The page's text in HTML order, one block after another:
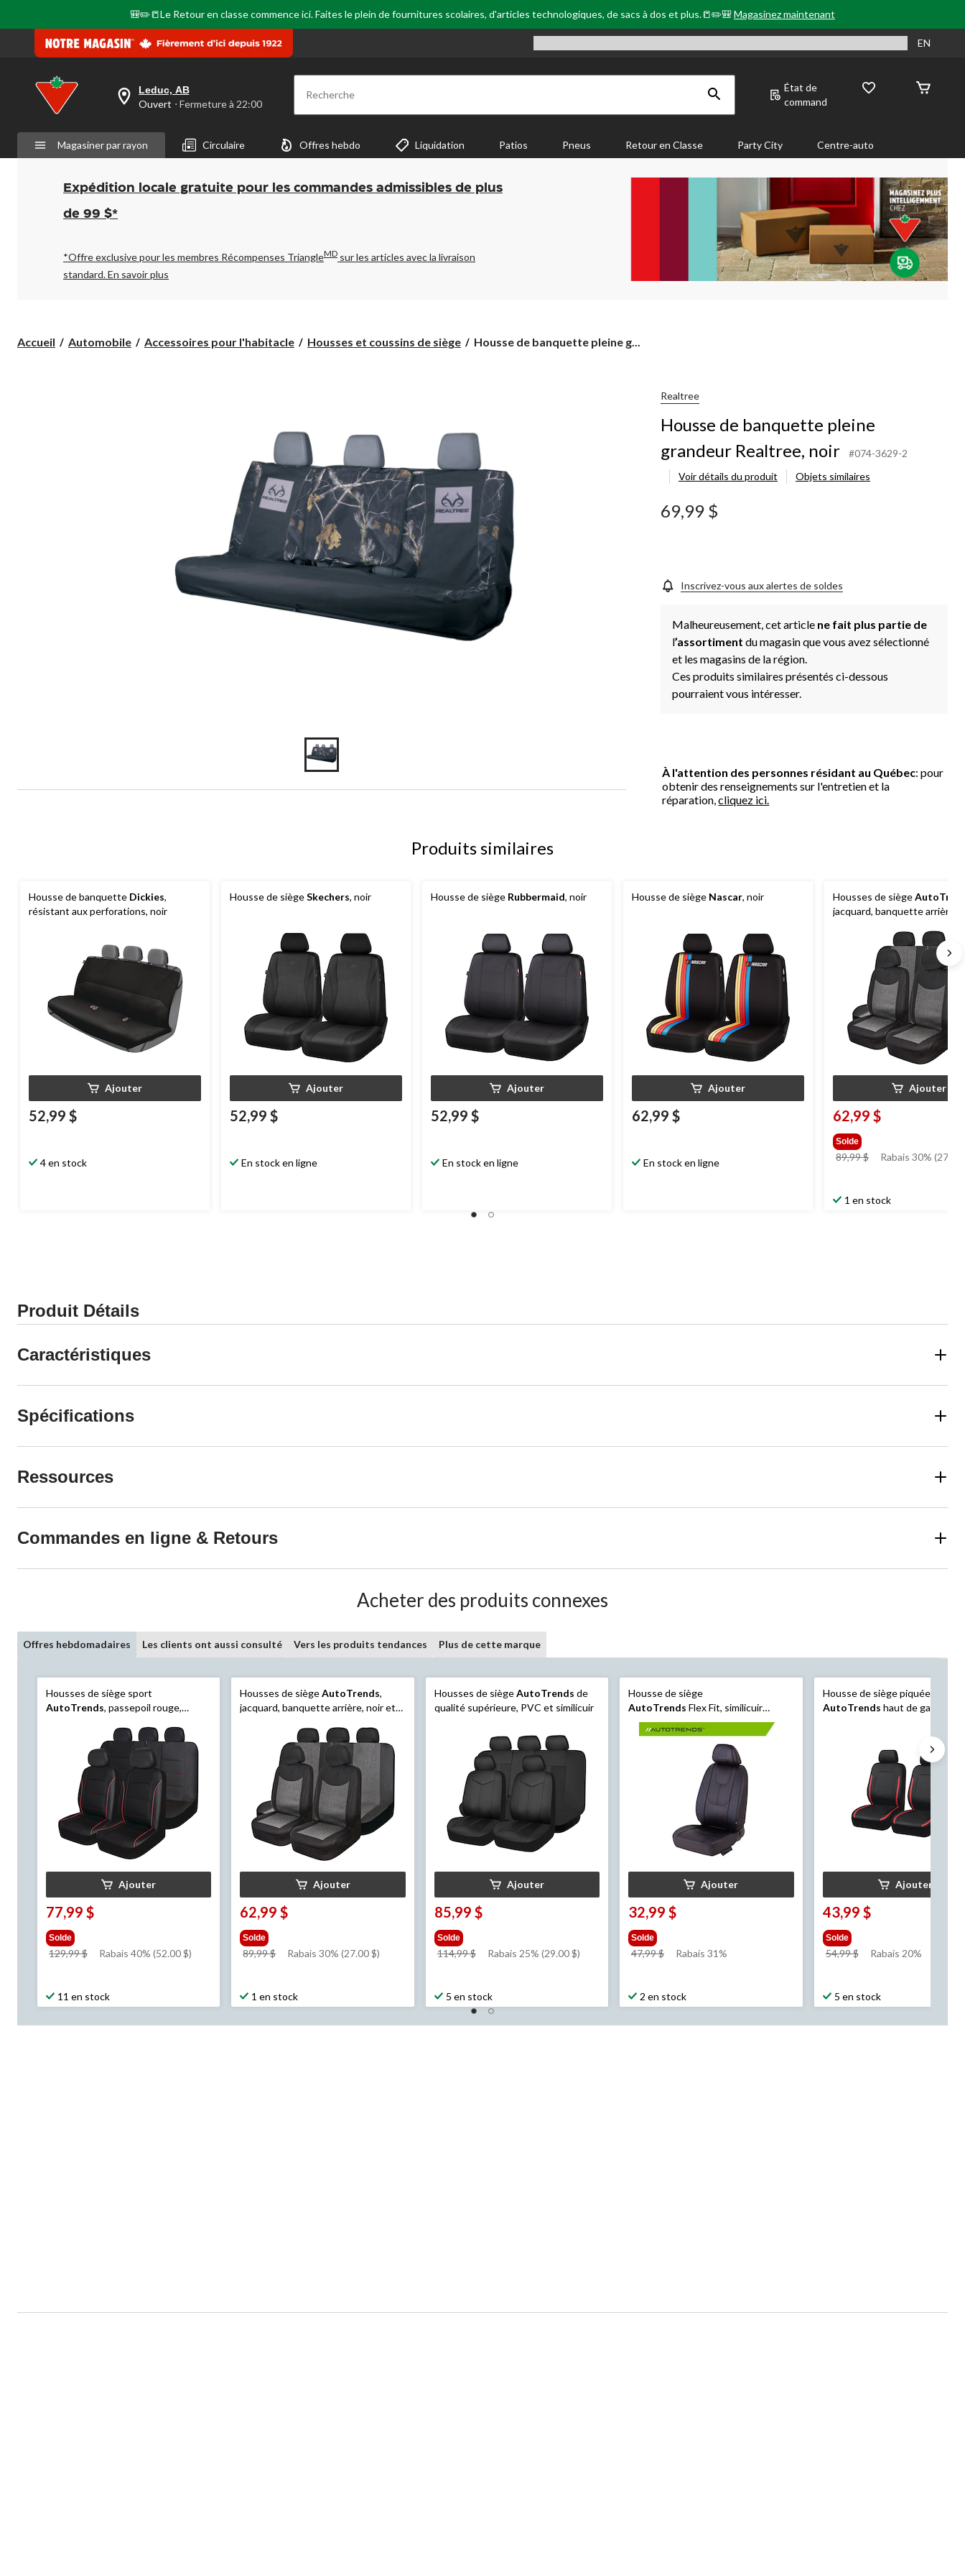
🎒✏️📒Le Retour en classe commence ici. Faites le plein de fournitures scolaires, d'articles technologiques, de sacs à dos et plus.📒✏️🎒Magasinez maintenant
EN
votre
est
Leduc,
AB,
Ouvert,
Fermeture
à
pour
changer
Leduc, AB
Ouvert ⋅ Fermeture à 22:00 Recherche
État de
command
Magasiner par rayon Circulaire Offres hebdo Liquidation Patios Pneus Retour en Classe Party City Centre-auto
Expédition locale gratuite pour les commandes admissibles de plus
de 99 $*
*Offre exclusive pour les membres Récompenses TriangleMD sur les articles avec la livraison
standard.En savoir plus
Accueil Automobile Accessoires pour l'habitacle Housses et coussins de siège
Housse
Housse de banquette pleine g...
Realtree
Housse de banquette pleine
grandeur Realtree, noir
#074-3629-2
Voir détails du produit
Objets similaires
69,99 $
Inscrivez-vous aux alertes de soldes
Malheureusement, cet article ne fait plus partie de
l’assortiment du magasin que vous avez sélectionné
et les magasins de la région.
Ces produits similaires présentés ci-dessous
pourraient vous intéresser.
À l'attention des personnes résidant au Québec: pour
obtenir des renseignements sur l'entretien et la
réparation,cliquez ici.
Produits similaires
Housse de banquette Dickies,
résistant aux perforations, noir
Ajouter
52,99 $
4 en stock
Housse de siègeSkechers, noir
Ajouter
52,99 $
En stock en ligne
Housse de siège Rubbermaid, noir
Ajouter
52,99 $
En stock en ligne
Housse de siège Nascar, noir
Ajouter
62,99 $
En stock en ligne
Housses de siège
jacquard, banquette arrière,
Ajouter
62,99 $
Solde
89,99 $
prixRabais 30% (27.00
1 en stock
Produit Détails
Caractéristiques
Spécifications
Ressources
Commandes en ligne & Retours
Acheter des produits connexes
Offres hebdomadaires Les clients ont aussi consulté Vers les produits tendances Plus de cette marque
Housses de siège sport
AutoTrends, passepoil rouge,
Ajouter
77,99 $
Solde
129,99 $
prixRabais 40% (52.00 $)
11 en stock
Housses de siègeAutoTrends,
jacquard, banquette arrière, noir et
Ajouter
62,99 $
Solde
89,99 $
prix
Rabais 30% (27.00 $)
1 en stock
Housses de siègeAutoTrends de
qualité supérieure, PVC et similicuir
Ajouter
85,99 $
Solde
114,99 $
prixRabais 25% (29.00 $)
5 en stock
Housse de siège
AutoTrends Flex Fit, similicuir
perforé
Ajouter
32,99 $
Solde
47,99 $
prixRabais 31%
2 en stock
Housse de siège piquée
AutoTrends haut de gamme,
Ajouter
43,99 $
Solde
54,99 $
prixRabais 20%
5 en stock